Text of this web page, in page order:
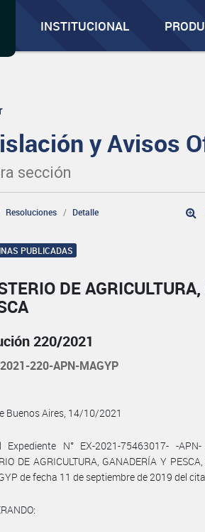
INSTITUCIONAL
y Avisos
sección
Resoluciones Detalle
PUBLICADAS
DE
220/2021
220-APN-MAGYP
Buenos Aires, 14/10/2021
Expediente N° EX-2021-75463017- -
DE AGRICULTURA, GANADERÍA Y
de fecha 11 de septiembre de 2019 del